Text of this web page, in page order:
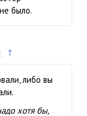
было.
↑
либо вы
хотя бы,